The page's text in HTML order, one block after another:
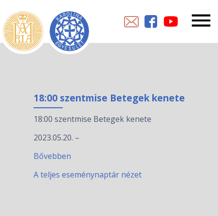
18:00 szentmise Betegek kenete
18:00 szentmise Betegek kenete
2023.05.20. –
Bővebben
A teljes eseménynaptár nézet